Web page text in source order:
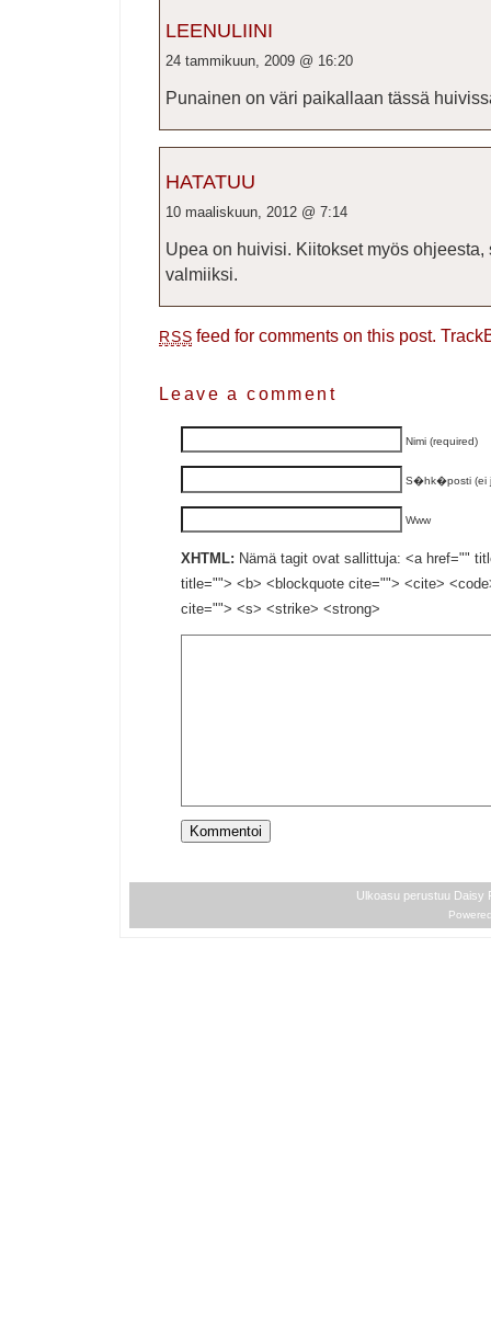
LEENULIINI
24 tammikuun, 2009 @ 16:20
Punainen on väri paikallaan tässä
HATATUU
10 maaliskuun, 2012 @ 7:14
Upea on huivisi. Kiitokset myös
valmiiksi.
RSS feed for comments on this post.
Leave a comment
Nimi (required)
S�hk�posti (ei
Www
XHTML: Nämä tagit ovat sallittuja: <a href=""
title=""> <b> <blockquote cite=""> <cite>
cite=""> <s> <strike> <strong>
Ulkoasu perustuu